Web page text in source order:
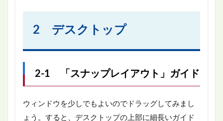
2 デスクトップ
2-1 「スナップレイアウト」ガイド
ウィンドウを少しでもよいのでドラッグしてみまし
ょう。すると、デスクトップの上部に細長いガイド